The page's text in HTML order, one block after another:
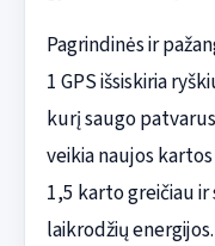
Pagrindinės ir
1 GPS išsiskiria
kurį saugo
veikia naujos
1,5 karto greičiau
laikrodžių